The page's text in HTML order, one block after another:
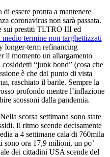
essere pronta a mantenere
coronavirus non sarà passata.
sui prestiti TLTRO III ed
termine non targhettizzati
longer-term refinancing
il momento un allargamento
“junk bond” (cosa che
è che dal punto di vista
raschiato il barile. Sempre la
profondo mentre l’inflazione
scossoni dalla pandemia.
Nella scorsa settimana sono state
Il ritmo scende decisamente
a 4 settimane cala di 760mila
ora 17,9 milioni, un po’
dei cittadini USA scende del